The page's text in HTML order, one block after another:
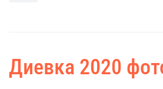
Диевка 2020